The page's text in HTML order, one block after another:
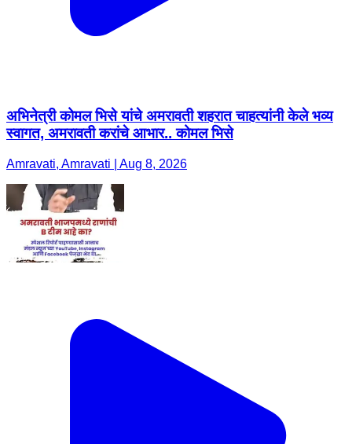
अभिनेत्री कोमल भिसे यांचे अमरावती शहरात चाहत्यांनी केले भव्य
स्वागत, अमरावती करांचे आभार.. कोमल भिसे
Amravati, Amravati | Aug 8, 2026